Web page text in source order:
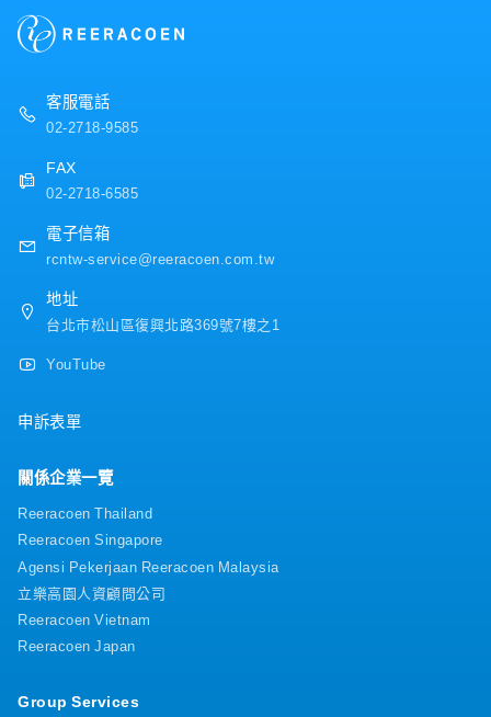
客服電話
02-2718-9585
FAX
02-2718-6585
電子信箱
rcntw-service@reeracoen.com.tw
地址
台北市松山區復興北路369號7樓之1
YouTube
申訴表單
關係企業一覽
Reeracoen Thailand
Reeracoen Singapore
Agensi Pekerjaan Reeracoen Malaysia
立樂高園人資顧問公司
Reeracoen Vietnam
Reeracoen Japan
Group Services